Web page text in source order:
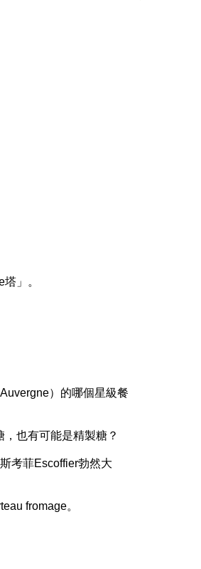
」。
）的哪個星級餐
也有可能是精製糖？
考菲Escoffier勃然大
fromage。